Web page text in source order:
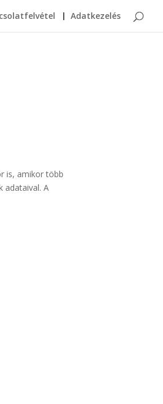
Adatkezelés
is, amikor több
adataival. A